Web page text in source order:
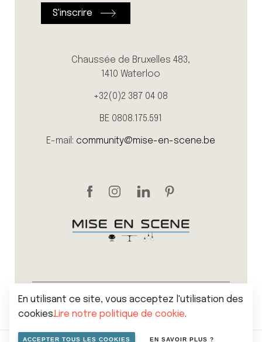
Chaussée de Bruxelles 483,
1410 Waterloo
+32(0)2 387 04 08
BE 0808.175.591
E-mail: community@mise-en-scene.be
Politique de vie privée
Cookies
Conditions générales de vente
En utilisant ce site, vous acceptez l'utilisation des
cookies.Lire notre politique de cookie.
ACCEPTER TOUS LES COOKIES EN SAVOIR PLUS ?